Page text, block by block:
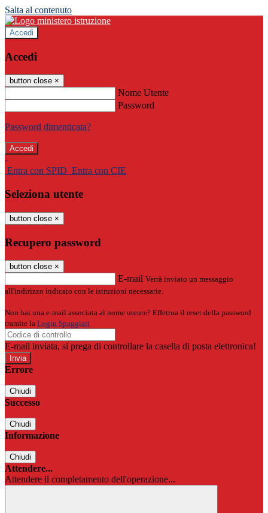
Salta al contenuto
Accedi
Accedi
button close ×
Nome Utente
Password
Password dimenticata?
-
Entra con SPID Entra con CIE
Seleziona utente
button close ×
Recupero password
button close ×
E-mail Verrà inviato un messaggio
all'indirizzo indicato con le istruzioni necessarie.
Non hai una e-mail associata al nome utente? Effettua il reset della password
tramite la Login Spaggiari
E-mail inviata, si prega di controllare la casella di posta elettronica!
Errore
Chiudi
Successo
Chiudi
Informazione
Chiudi
Attendere...
Attendere il completamento dell'operazione...